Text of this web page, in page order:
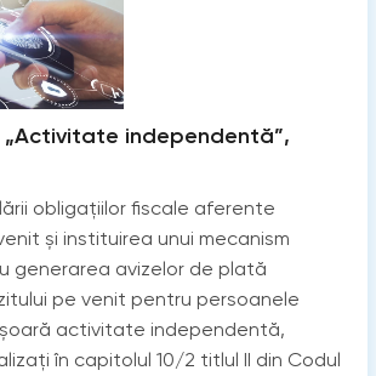
„Activitate independentă”,
obligațiilor fiscale aferente
și instituirea unui mecanism
generarea avizelor de plată
pe venit pentru persoanele
activitate independentă,
în capitolul 10/2 titlul II din Codul